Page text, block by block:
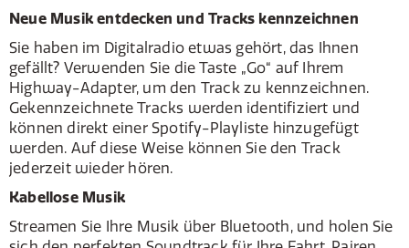
Neue Musik entdecken und Tracks kennzeichnen
Sie haben im Digitalradio etwas gehört, das Ihnen
gefällt? Verwenden Sie die Taste „Go“ auf Ihrem
Highway-Adapter, um den Track zu kennzeichnen.
Gekennzeichnete Tracks werden identifiziert und
können direkt einer Spotify-Playliste hinzugefügt
werden. Auf diese Weise können Sie den Track
jederzeit wieder hören.
Kabellose Musik
Streamen Sie Ihre Musik über Bluetooth, und holen Sie